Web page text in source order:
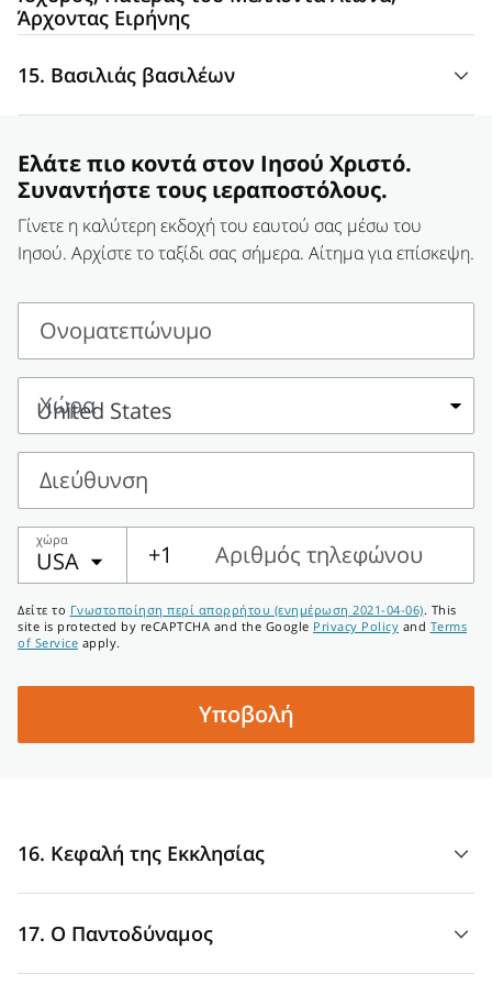
Άρχoντας Eιρήνης
εξουσία θα είναι επάνω στον ώμο του· και το όνομά του
(Ησαΐας 9:6).
15. Βασιλιάς βασιλέων
μακάριος και μόνος Δεσπότης, οΒασιλιάς αυτών που
βασιλεύουνκαι ο Κύριος αυτών που κυριεύουν» (Α΄
Προς Τιμόθεον 6:15).
Ελάτε πιο κοντά στον Ιησού Χριστό.
Συναντήστε τους ιεραποστόλους.
Γίνετε η καλύτερη εκδοχή του εαυτού σας μέσω του
Ιησού. Αρχίστε το ταξίδι σας σήμερα. Αίτημα για επίσκεψη.
Ονοματεπώνυμο
Ονοματεπώνυμο
Χώρα
Χώρα
Διεύθυνση
Διεύθυνση
χώρα
USA +1
Αριθμός τηλεφώνου
Αριθμός
τηλεφώνου
Δείτε το Γνωστοποίηση περί απορρήτου (ενημέρωση 2021-04-06). This
site is protected by reCAPTCHA and the Google Privacy Policy and Terms
of Service apply.
Υποβολή
16. Κεφαλή της Εκκλησίας
σωτήρας τού κόσμου» (Προς Εφεσίους 5:23).
17. Ο Παντοδύναμος